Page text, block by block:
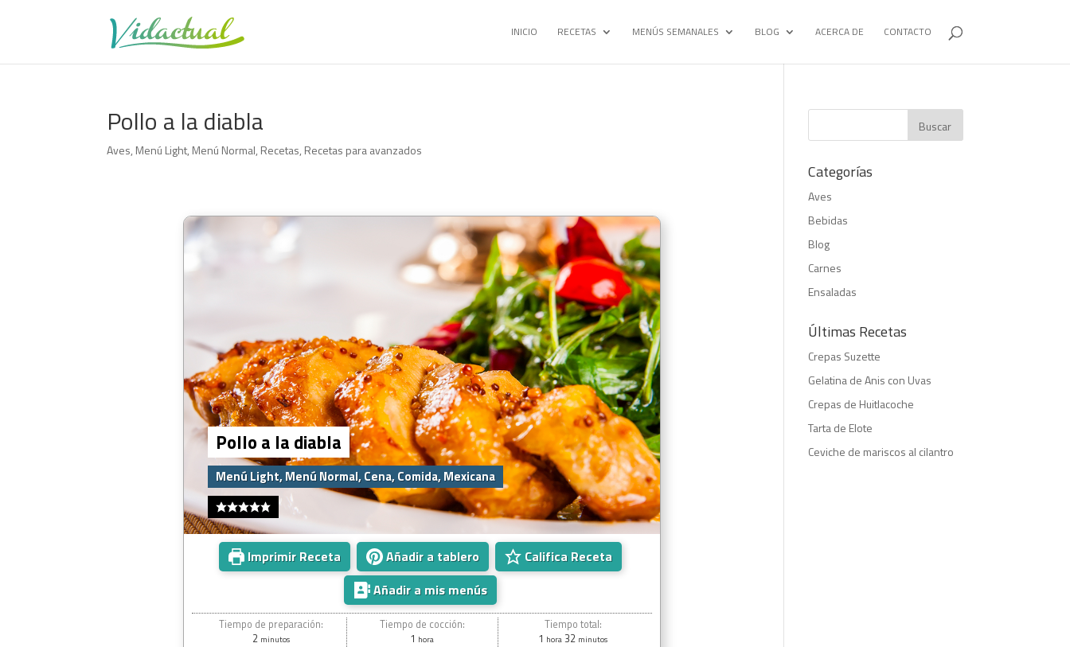
INICIO RECETAS MENÚS SEMANALES BLOG ACERCA DE CONTACTO
Pollo a la diabla
Aves, Menú Light, Menú Normal, Recetas, Recetas para avanzados
Pollo a la diabla
Menú Light, Menú Normal, Cena, Comida, Mexicana
Imprimir Receta Añadir a tablero
Califica Receta
Añadir a mis menús
Tiempo de preparación:
2 minutos
Tiempo de cocción:
1 hora
Tiempo total:
1 hora 32 minutos
Categorías
Aves
Bebidas
Blog
Carnes
Ensaladas
Últimas Recetas
Crepas Suzette
Gelatina de Anis con Uvas
Crepas de Huitlacoche
Tarta de Elote
Ceviche de mariscos al cilantro